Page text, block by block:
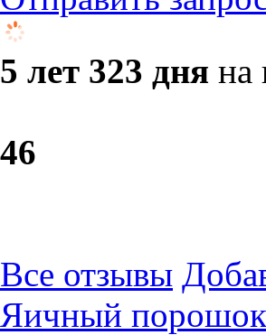
5 лет 323 дня на
46
Все отзывы
Яичный порошок